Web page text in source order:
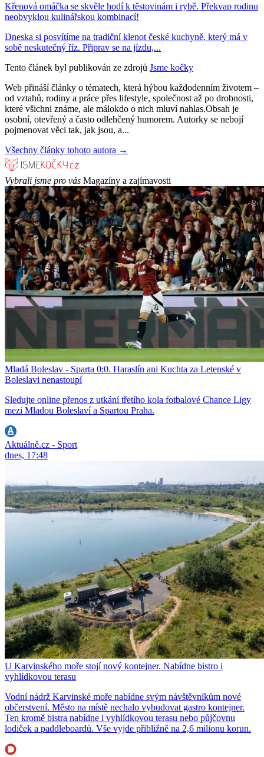
Křenová omáčka se skvěle hodí k těstovinám i rybě. Překvap rodinu
neobvyklou kulinářskou kombinací!
Dneska si posvítíme na tradiční klenot české kuchyně, který má v
sobě neskutečný říz. Připrav se na jízdu,...
Tento článek byl publikován ze zdrojů Jsme kočky
Web přináší články o tématech, která hýbou každodenním životem –
od vztahů, rodiny a práce přes lifestyle, společnost až po drobnosti,
které všichni známe, ale málokdo o nich mluví nahlas.Obsah je
osobní, otevřený a často odlehčený humorem. Autorky se nebojí
pojmenovat věci tak, jak jsou, a...
Všechny články tohoto autora →
Vybrali jsme pro vás Magazíny a zajímavosti
Mladá Boleslav - Sparta 0:0. Haraslín ani Kuchta za Letenské v
Boleslavi nenastoupí
Sledujte online přenos z utkání třetího kola fotbalové Chance Ligy
mezi Mladou Boleslaví a Spartou Praha.
Aktuálně.cz - Sport
dnes, 17:48
U Karvinského moře stojí nový kontejner. Nabídne bistro i
vyhlídkovou terasu
Vodní nádrž Karvinské moře nabídne svým návštěvníkům nové
občerstvení. Město na místě nechalo vybudovat gastro kontejner.
Ten kromě bistra nabídne i vyhlídkovou terasu nebo půjčovnu
lodiček a paddleboardů. Vše vyjde přibližně na 2,6 milionu korun.